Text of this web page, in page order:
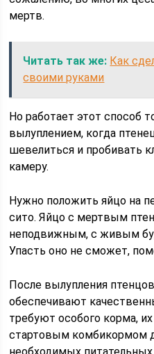
мертв.
Читать так же: Как
своими руками
Но работает этот способ
вылуплением, когда
шевелиться и пробивать
камеру.
Нужно положить яйцо на
сито. Яйцо с мертвым
неподвижным, с живым
Упасть оно не сможет,
После вылупления
обеспечивают
требуют особого корма,
стартовым комбикормом